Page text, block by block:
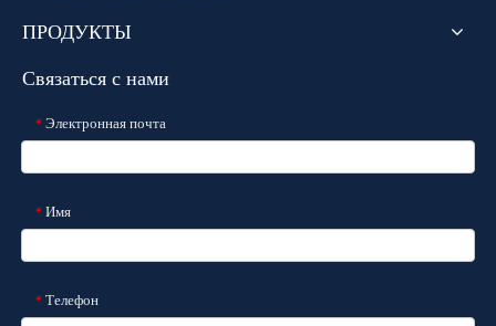
ПРОДУКТЫ
Связаться с нами
* Электронная почта
* Имя
* Телефон